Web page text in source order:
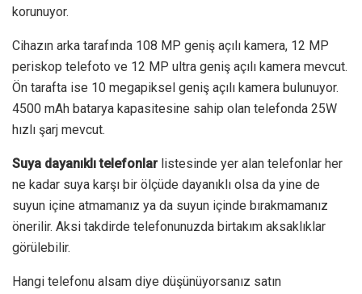
korunuyor.
Cihazın arka tarafında 108 MP geniş açılı kamera, 12 MP
periskop telefoto ve 12 MP ultra geniş açılı kamera mevcut.
Ön tarafta ise 10 megapiksel geniş açılı kamera bulunuyor.
4500 mAh batarya kapasitesine sahip olan telefonda 25W
hızlı şarj mevcut.
Suya dayanıklı telefonlarlistesinde yer alan telefonlar her
ne kadar suya karşı bir ölçüde dayanıklı olsa da yine de
suyun içine atmamanız ya da suyun içinde bırakmamanız
önerilir. Aksi takdirde telefonunuzda birtakım aksaklıklar
görülebilir.
Hangi telefonu alsam diye düşünüyorsanız satın